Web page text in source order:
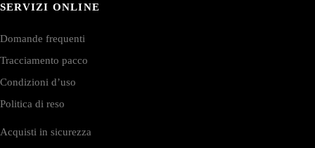
SERVIZI ONLINE
Domande frequenti
Tracciamento pacco
Condizioni d’uso
Politica di reso
Acquisti in sicurezza